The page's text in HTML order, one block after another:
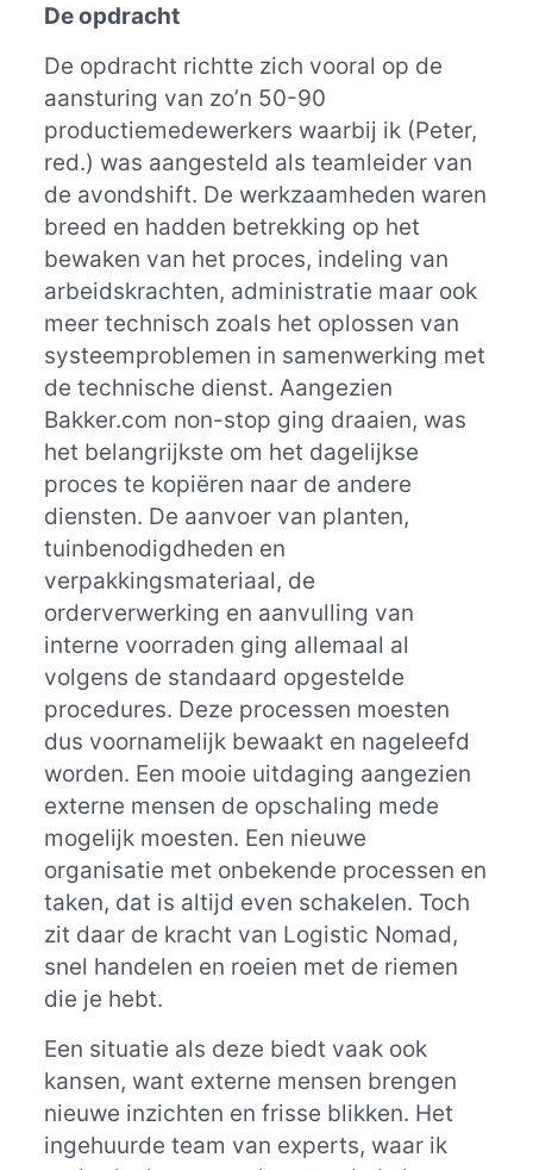
De opdracht
De opdracht richtte zich vooral op de
aansturing van zo’n 50-90
productiemedewerkers waarbij ik (Peter,
red.) was aangesteld als teamleider van
de avondshift. De werkzaamheden waren
breed en hadden betrekking op het
bewaken van het proces, indeling van
arbeidskrachten, administratie maar ook
meer technisch zoals het oplossen van
systeemproblemen in samenwerking met
de technische dienst. Aangezien
Bakker.com non-stop ging draaien, was
het belangrijkste om het dagelijkse
proces te kopiëren naar de andere
diensten. De aanvoer van planten,
tuinbenodigdheden en
verpakkingsmateriaal, de
orderverwerking en aanvulling van
interne voorraden ging allemaal al
volgens de standaard opgestelde
procedures. Deze processen moesten
dus voornamelijk bewaakt en nageleefd
worden. Een mooie uitdaging aangezien
externe mensen de opschaling mede
mogelijk moesten. Een nieuwe
organisatie met onbekende processen en
taken, dat is altijd even schakelen. Toch
zit daar de kracht van Logistic Nomad,
snel handelen en roeien met de riemen
die je hebt.
Een situatie als deze biedt vaak ook
kansen, want externe mensen brengen
nieuwe inzichten en frisse blikken. Het
ingehuurde team van experts, waar ik